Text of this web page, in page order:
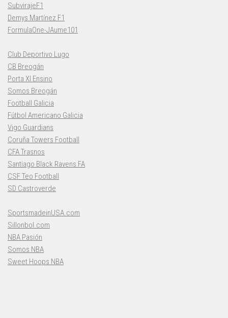
SubvirajeF1
Demys Martínez F1
FormulaOne-JAume101
Club Deportivo Lugo
CB Breogán
Porta XI Ensino
Somos Breogán
Football Galicia
Fútbol Americano Galicia
Vigo Guardians
Coruña Towers Football
CFA Trasnos
Santiago Black Ravens FA
CSF Teo Football
SD Castroverde
SportsmadeinUSA.com
Sillonbol.com
NBA Pasión
Somos NBA
Sweet Hoops NBA